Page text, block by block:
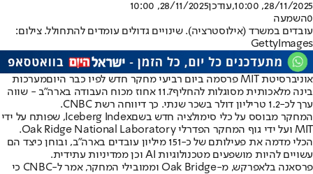
28/11/2025, 10:00
,עודכן28/11/2025, 10:00
0השמעה
עובדים במשרד (אילוסטרציה). שינויים גדולים עומדים להתחולל. צילום:
GettyImages
אוניברסיטת MIT פרסמה ביום רביעי מחקר חדש לפיו כבר היום
מערכות
בינה מלאכותית מסוגלות להחליף
11.7 אחוז מכוח העבודה בארה״ב - שווה
ערך לכ-1.2 טריליון דולר בשכר שנתי. כך דיווחה רשת CNBC.
המחקר מבוסס על כלי סימולציה חדש בשםIceberg Index , שפותח על ידי
MIT ועל ידי גוף המחקר הפדרלי Oak Ridge National Laboratory.
הכלי מדמה את פעילותם של כ-151 מיליון עובדים בארה״ב, ובוחן כיצד הם
עשויים להיות מושפעים מטכנולוגיות AI וכן ממדיניות עתידית.
פרסאנה בלאפרקש, מ-Oak Bridge וממובילי המחקר, אמר ל-CNBC כי